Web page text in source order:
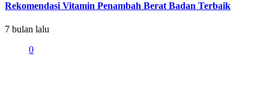
Rekomendasi Vitamin Penambah Berat Badan Terbaik
7 bulan lalu
0